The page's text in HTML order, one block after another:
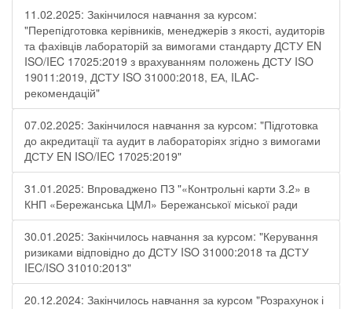
11.02.2025: Закінчилося навчання за курсом:
"Перепідготовка керівників, менеджерів з якості, аудиторів
та фахівців лабораторій за вимогами стандарту ДСТУ EN
ISO/IEC 17025:2019 з врахуванням положень ДСТУ ISO
19011:2019, ДСТУ ISO 31000:2018, ЕА, ILAC-
рекомендацій"
07.02.2025: Закінчилося навчання за курсом: "Підготовка
до акредитації та аудит в лабораторіях згідно з вимогами
ДСТУ EN ISO/IEC 17025:2019"
31.01.2025: Впроваджено ПЗ "«Контрольні карти 3.2» в
КНП «Бережанська ЦМЛ» Бережанської міської ради
30.01.2025: Закінчилось навчання за курсом: "Керування
ризиками відповідно до ДСТУ ISO 31000:2018 та ДСТУ
IEC/ISO 31010:2013"
20.12.2024: Закінчилось навчання за курсом "Розрахунок і